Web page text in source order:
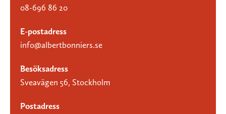
08-696 86 20
E-postadress
info@albertbonniers.se
Besöksadress
Sveavägen 56, Stockholm
Postadress